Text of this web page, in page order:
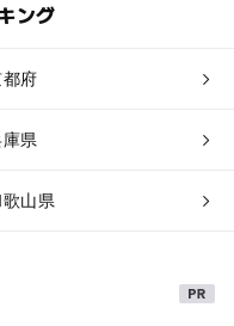
ング
府
県
山県